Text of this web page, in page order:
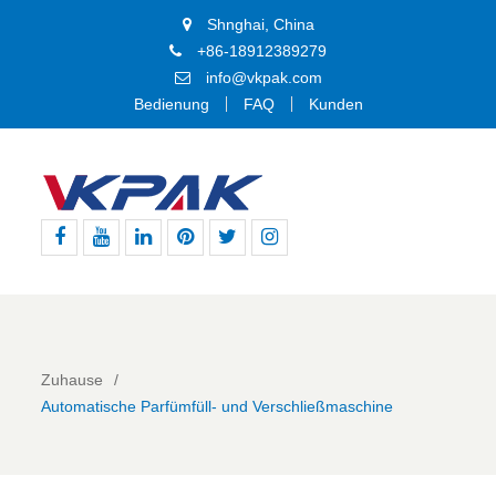
Shnghai, China
+86-18912389279
info@vkpak.com
Bedienung
FAQ Kunden
Zuhause
Automatische Parfümfüll- und Verschließmaschine